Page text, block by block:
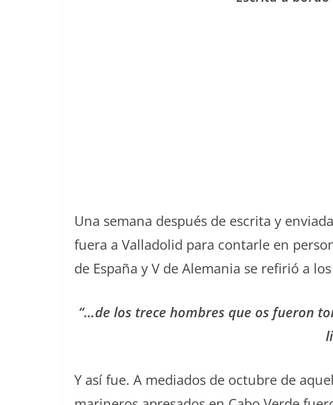
Una semana después de escrita y
fuera a Valladolid para contarle en
de España y V de Alemania se refirió a
“…de los trece hombres que os fueron
Y así fue. A mediados de octubre de